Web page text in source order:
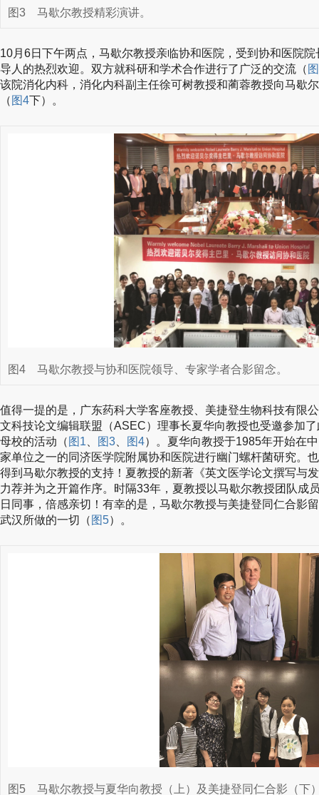
图3 马歇尔教授精彩演讲。
10月6日下午两点，马歇尔教授亲临协和医院，受到协和医院
导人的热烈欢迎。双方就科研和学术合作进行了广泛的交流（
该院消化内科，消化内科副主任徐可树教授和蔺蓉教授向马歇
（ 图4下）。
图4 马歇尔教授与协和医院领导、专家学者合影留念。
值得一提的是，广东药科大学客座教授、美捷登生物科技有限
文科技论文编辑联盟（ASEC）理事长夏华向教授也受邀参加
母校的活动（ 图1 图3 图4）。夏华向教授于1985年开始在
家单位之一的同济医学院附属协和医院进行幽门螺杆菌研究。
得到马歇尔教授的支持！夏教授的新著《英文医学论文撰写与
力荐并为之开篇作序。时隔33年，夏教授以马歇尔教授团队成
日同事，倍感亲切！有幸的是，马歇尔教授与美捷登同仁合影
武汉所做的一切（ 图5）。
图5 马歇尔教授与夏华向教授（上）及美捷登同仁合影（下